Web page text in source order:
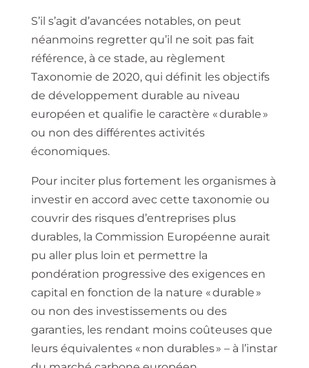
S’il s’agit d’avancées notables, on peut
néanmoins regretter qu’il ne soit pas fait
référence, à ce stade, au règlement
Taxonomie de 2020, qui définit les objectifs
de développement durable au niveau
européen et qualifie le caractère « durable »
ou non des différentes activités
économiques.
Pour inciter plus fortement les organismes à
investir en accord avec cette taxonomie ou
couvrir des risques d’entreprises plus
durables, la Commission Européenne aurait
pu aller plus loin et permettre la
pondération progressive des exigences en
capital en fonction de la nature « durable »
ou non des investissements ou des
garanties, les rendant moins coûteuses que
leurs équivalentes « non durables » – à l’instar